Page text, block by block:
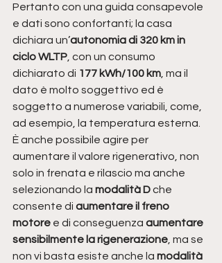
Pertanto con una guida consapevole
e dati sono confortanti; la casa
dichiara un’autonomia di 320 km in
ciclo WLTP , con un consumo
dichiarato di 177 kWh/100 km , ma il
dato è molto soggettivo ed è
soggetto a numerose variabili, come,
ad esempio, la temperatura esterna.
È anche possibile agire per
aumentare il valore rigenerativo, non
solo in frenata e rilascio ma anche
selezionando la modalità D che
consente di aumentare il freno
motore e di conseguenza aumentare
sensibilmente la rigenerazione , ma se
non vi basta esiste anche la modalità